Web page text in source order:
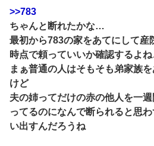
>>783
ちゃんと断れたかな…
最初から783の家をあてにして産
時点で頼っていいか確認するよね
まぁ普通の人はそもそも弟家族
けど
夫の姉ってだけの赤の他人を一
ってるのになんで断られると思
い出すんだろうね